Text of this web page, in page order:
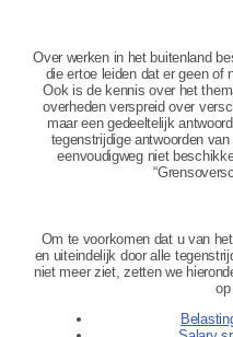
Over werken in het buitenland
die ertoe leiden dat er geen of
Ook is de kennis over het
overheden verspreid over
maar een gedeeltelijk
tegenstrijdige antwoorden
eenvoudigweg niet
Om te voorkomen dat u van
en uiteindelijk door alle
niet meer ziet, zetten we
op